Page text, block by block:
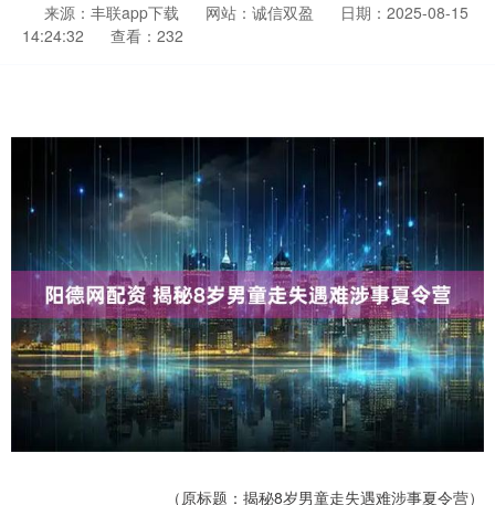
来源：丰联app下载 网站：诚信双盈
日期：2025-08-15
14:24:32
查看：232
（原标题：揭秘8岁男童走失遇难涉事夏令营）